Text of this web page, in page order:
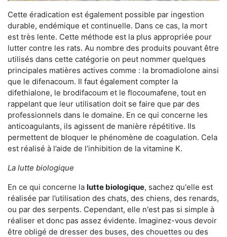
Cette éradication est également possible par ingestion
durable, endémique et continuelle. Dans ce cas, la mort
est très lente. Cette méthode est la plus appropriée pour
lutter contre les rats. Au nombre des produits pouvant être
utilisés dans cette catégorie on peut nommer quelques
principales matières actives comme : la bromadiolone ainsi
que le difenacoum. Il faut également compter la
difethialone, le brodifacoum et le flocoumafene, tout en
rappelant que leur utilisation doit se faire que par des
professionnels dans le domaine. En ce qui concerne les
anticoagulants, ils agissent de manière répétitive. Ils
permettent de bloquer le phénomène de coagulation. Cela
est réalisé à l’aide de l’inhibition de la vitamine K.
La lutte biologique
En ce qui concerne la lutte biologique, sachez qu'elle est
réalisée par l’utilisation des chats, des chiens, des renards,
ou par des serpents. Cependant, elle n'est pas si simple à
réaliser et donc pas assez évidente. Imaginez-vous devoir
être obligé de dresser des buses, des chouettes ou des